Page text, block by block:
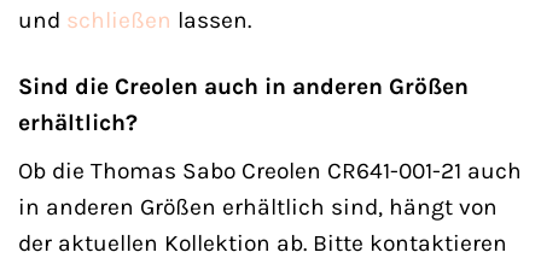
und schließen lassen.
Sind die Creolen auch in anderen Größen
erhältlich?
Ob die Thomas Sabo Creolen CR641-001-21 auch
in anderen Größen erhältlich sind, hängt von
der aktuellen Kollektion ab. Bitte kontaktieren